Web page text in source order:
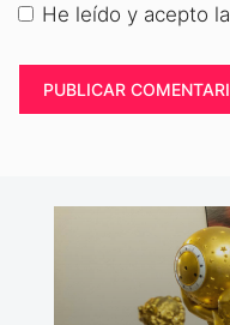
He leído y acepto la